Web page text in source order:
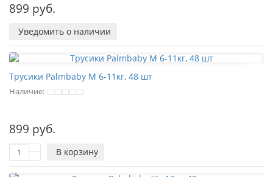
899 руб.
Уведомить о наличии
Трусики Palmbaby M 6-11кг, 48 шт
Наличие:
899 руб.
В корзину